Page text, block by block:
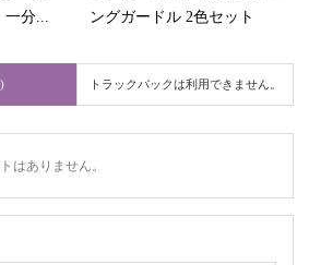
一分...
ングガードル 2色セット
トラックバックは利用できません。
はありません。